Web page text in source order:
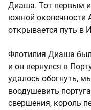
Диаша. Тот первым
южной оконечности
открывается путь в
Флотилия Диаша
и он вернулся в
удалось обогнуть,
воодушевить
свершения, король